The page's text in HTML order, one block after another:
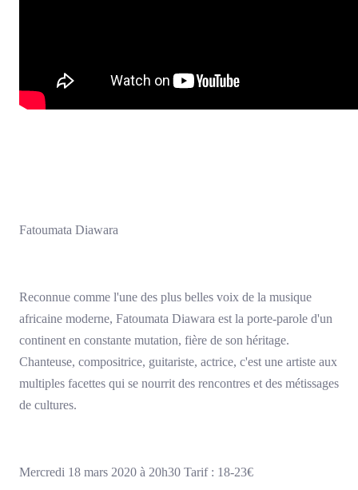
Fatoumata Diawara
Reconnue comme l'une des plus belles voix de la musique
africaine moderne, Fatoumata Diawara est la porte-parole d'un
continent en constante mutation, fière de son héritage.
Chanteuse, compositrice, guitariste, actrice, c'est une artiste aux
multiples facettes qui se nourrit des rencontres et des métissages
de cultures.
Mercredi 18 mars 2020 à 20h30 Tarif : 18-23€